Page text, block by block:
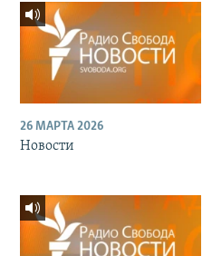
26 МАРТА 2026
Новости